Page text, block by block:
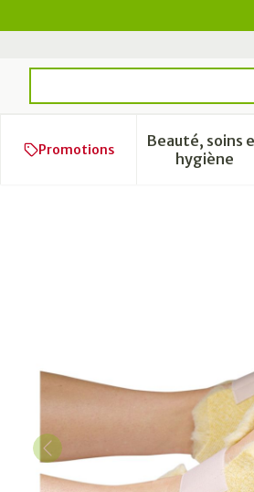
Promotions
Beauté, soins
hygiène
Botapad 1500